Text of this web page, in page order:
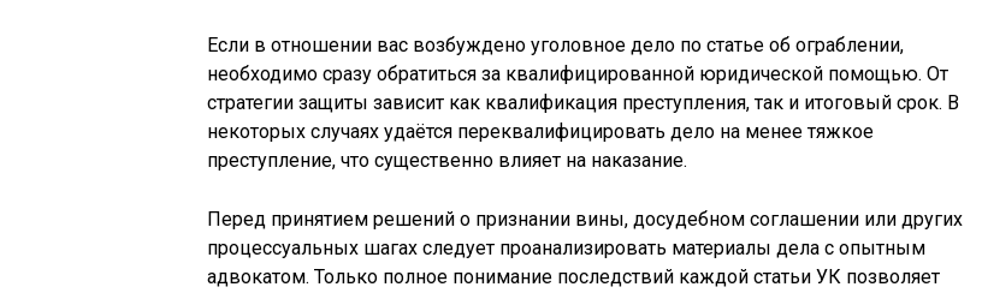
Если в отношении вас возбуждено уголовное дело по статье об ограблении,
необходимо сразу обратиться за квалифицированной юридической помощью. От
стратегии защиты зависит как квалификация преступления, так и итоговый срок. В
некоторых случаях удаётся переквалифицировать дело на менее тяжкое
преступление, что существенно влияет на наказание.
Перед принятием решений о признании вины, досудебном соглашении или других
процессуальных шагах следует проанализировать материалы дела с опытным
адвокатом. Только полное понимание последствий каждой статьи УК позволяет